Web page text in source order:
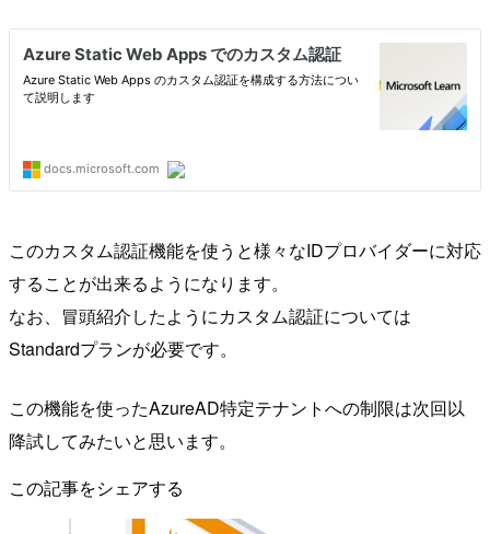
このカスタム認証機能を使うと様々なIDプロバイダーに対応
することが出来るようになります。
なお、冒頭紹介したようにカスタム認証については
Standardプランが必要です。
この機能を使ったAzureAD特定テナントへの制限は次回以
降試してみたいと思います。
この記事をシェアする